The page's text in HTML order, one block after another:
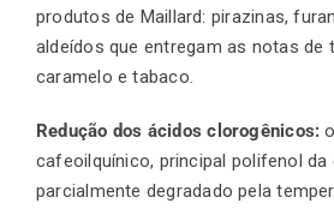
produtos de Maillard: pirazinas,
aldeídos que entregam as notas de
caramelo e tabaco.
Redução dos ácidos clorogênicos:
cafeoilquínico, principal polifenol da
parcialmente degradado pela